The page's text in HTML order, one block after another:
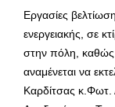
Εργασίες
ενεργειακής, σε
στην πόλη, καθώς
αναμένεται να
Καρδίτσας κ.Φωτ.